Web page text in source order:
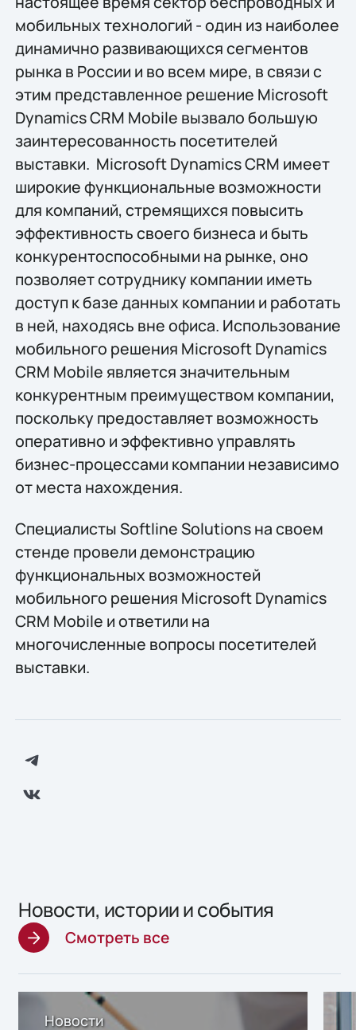
мобильных технологий - один из наиболее
динамично развивающихся сегментов
рынка в России и во всем мире, в связи с
этим представленное решение Microsoft
Dynamics CRM Mobile вызвало большую
заинтересованность посетителей
выставки. Microsoft Dynamics CRM имеет
широкие функциональные возможности
для компаний, стремящихся повысить
эффективность своего бизнеса и быть
конкурентоспособными на рынке, оно
позволяет сотруднику компании иметь
доступ к базе данных компании и работать
в ней, находясь вне офиса. Использование
мобильного решения Microsoft Dynamics
CRM Mobile является значительным
конкурентным преимуществом компании,
поскольку предоставляет возможность
оперативно и эффективно управлять
бизнес-процессами компании независимо
от места нахождения.
Специалисты Softline Solutions на своем
стенде провели демонстрацию
функциональных возможностей
мобильного решения Microsoft Dynamics
CRM Mobile и ответили на
многочисленные вопросы посетителей
выставки.
Новости, истории и события
Смотреть все
Новости